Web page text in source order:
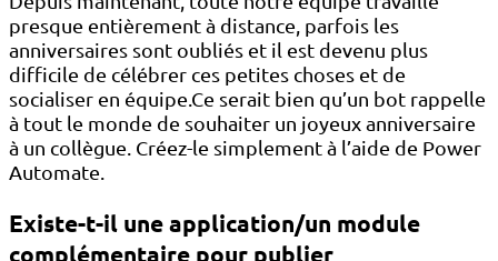
presque entièrement à distance, parfois les
anniversaires sont oubliés et il est devenu plus
difficile de célébrer ces petites choses et de
socialiser en équipe.Ce serait bien qu’un bot rappelle
à tout le monde de souhaiter un joyeux anniversaire
à un collègue. Créez-le simplement à l’aide de Power
Automate.
Existe-t-il une application/un module
complémentaire pour publier